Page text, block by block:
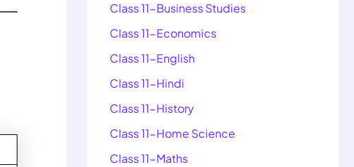
Class 11-Business Studies
Class 11-Economics
Class 11-English
Class 11-Hindi
Class 11-History
Class 11-Home Science
Class 11-Maths